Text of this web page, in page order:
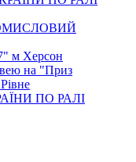
м Херсон
на "Приз
ПО РАЛІ